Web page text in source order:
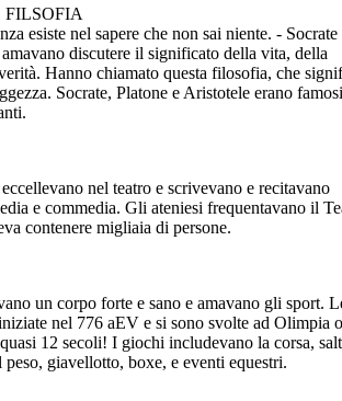
FILSOFIA
esiste nel sapere che non sai niente. - Socrate
discutere il significato della vita, della
Hanno chiamato questa filosofia, che
Socrate, Platone e Aristotele erano famosi
nel teatro e scrivevano e recitavano
e commedia. Gli ateniesi frequentavano il
contenere migliaia di persone.
un corpo forte e sano e amavano gli sport.
nel 776 aEV e si sono svolte ad Olimpia
12 secoli! I giochi includevano la corsa,
giavellotto, boxe, e eventi equestri.